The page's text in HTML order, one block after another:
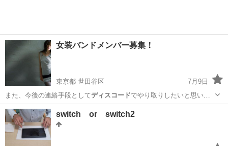
女装バンドメンバー募集！
東京都 世田谷区
7月9日
また、今後の連絡手段としてディスコードでやり取りしたいと思いま
すので、ア…
東京 世田谷区
switch or switch2